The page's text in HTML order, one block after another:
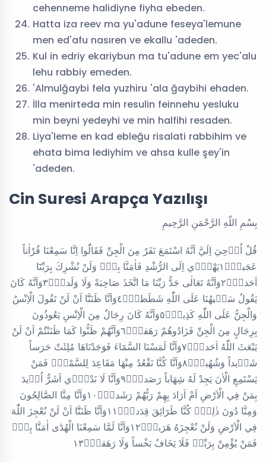
cehenneme halidiyne fiyha ebeden.
Hatta iza reev ma yu'adune feseya'lemune
men ed'afu nasıren ve ekallu 'adeden.
Kul in edriy ekariybun ma tu'adune em yec'alu
lehu rabbiy emeden.
'Almulğaybi fela yuzhiru 'ala ğaybihi ehaden.
İlla menirteda min resulin feinnehu yesluku
min beyni yedeyhi ve min halfihi resaden.
Liya'leme en kad ebleğu risalati rabbihim ve
ehata bima lediyhim ve ahsa kulle şey'in
'adeden.
Cin Suresi Arapça Yazılışı
بِسْمِ اللّهِ الرَّحْمَنِ الرَّحِيمِ
قُلْ اُو۫حِيَ اِلَيَّ اَنَّهُ اسْتَمَعَ نَفَرٌ مِنَ الْجِنِّ فَقَالُٓوا اِنَّا سَمِعْنَا قُرْاٰناً
عَجَباًۙ١يَهْد۪ٓي اِلَى الرُّشْدِ فَاٰمَنَّا بِه۪ۜ وَلَنْ نُشْرِكَ بِرَبِّنَٓا
اَحَداًۙ٢وَاَنَّهُ تَعَالٰى جَدُّ رَبِّنَا مَا اتَّخَذَ صَاحِبَةً وَلَا وَلَداًۙ٣وَاَنَّهُ كَانَ
يَقُولُ سَف۪يهُنَا عَلَى اللّٰهِ شَطَطاًۙ٤وَاَنَّا ظَنَنَّٓا اَنْ لَنْ تَقُولَ الْاِنْسُ
وَالْجِنُّ عَلَى اللّٰهِ كَذِباًۙ٥وَاَنَّهُ كَانَ رِجَالٌ مِنَ الْاِنْسِ يَعُوذُونَ
بِرِجَالٍ مِنَ الْجِنِّ فَزَادُوهُمْ رَهَقاًۙ٦وَاَنَّهُمْ ظَنُّوا كَمَا ظَنَنْتُمْ اَنْ لَنْ
يَبْعَثَ اللّٰهُ اَحَداًۙ٧وَاَنَّا لَمَسْنَا السَّمَٓاءَ فَوَجَدْنَاهَا مُلِئَتْ حَرَساً
شَد۪يداً وَشُهُباًۙ٨وَاَنَّا كُنَّا نَقْعُدُ مِنْهَا مَقَاعِدَ لِلسَّمْعِۜ فَمَنْ
يَسْتَمِعِ الْاٰنَ يَجِدْ لَهُ شِهَاباً رَصَداًۙ٩وَاَنَّا لَا نَدْر۪ٓي اَشَرٌّ اُر۪يدَ
بِمَنْ فِي الْاَرْضِ اَمْ اَرَادَ بِهِمْ رَبُّهُمْ رَشَداًۙ١٠وَاَنَّا مِنَّا الصَّالِحُونَ
وَمِنَّا دُونَ ذٰلِكَۜ كُنَّا طَرَٓائِقَ قِدَداًۙ١١وَاَنَّا ظَنَنَّٓا اَنْ لَنْ نُعْجِزَ اللّٰهَ
فِي الْاَرْضِ وَلَنْ نُعْجِزَهُ هَرَباًۙ١٢وَاَنَّا لَمَّا سَمِعْنَا الْهُدٰٓى اٰمَنَّا بِه۪ۜ
فَمَنْ يُؤْمِنْ بِرَبِّه۪ فَلَا يَخَافُ بَخْساً وَلَا رَهَقاًۙ١٣